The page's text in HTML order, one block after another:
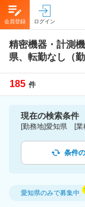
会員登録 ログイン
精密機器・計測
県、転勤なし（勤
185 件
現在の検索条件
条件
愛知県のみで募集中